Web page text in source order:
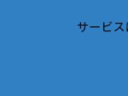
サービ